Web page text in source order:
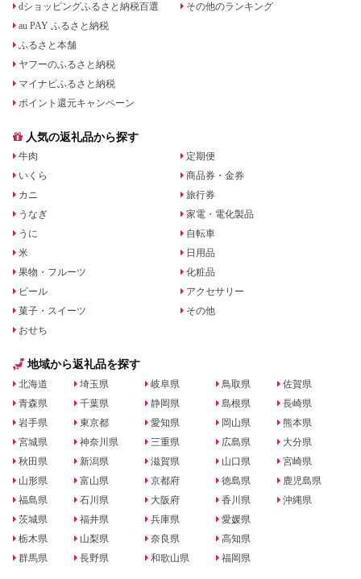
dショッピングふるさと納税百選
au PAY ふるさと納税
ふるさと本舗
ヤフーのふるさと納税
マイナビふるさと納税
ポイント還元キャンペーン
その他のランキング
人気の返礼品から探す
牛肉
いくら
カニ
うなぎ
うに
米
果物・フルーツ
ビール
菓子・スイーツ
おせち
定期便
商品券・金券
旅行券
家電・電化製品
自転車
日用品
化粧品
アクセサリー
その他
地域から返礼品を探す
北海道
青森県
岩手県
宮城県
秋田県
山形県
福島県
茨城県
栃木県
群馬県
埼玉県
千葉県
東京都
神奈川県
新潟県
富山県
石川県
福井県
山梨県
長野県
岐阜県
静岡県
愛知県
三重県
滋賀県
京都府
大阪府
兵庫県
奈良県
和歌山県
鳥取県
島根県
岡山県
広島県
山口県
徳島県
香川県
愛媛県
高知県
福岡県
佐賀県
長崎県
熊本県
大分県
宮崎県
鹿児島県
沖縄県